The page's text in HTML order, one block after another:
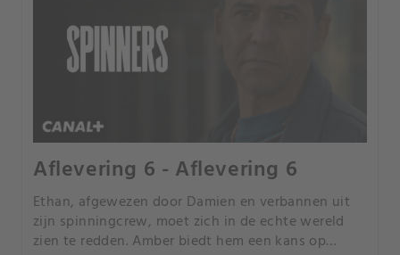
Aflevering 6 - Aflevering 6
Ethan, afgewezen door Damien en verbannen uit
zijn spinningcrew, moet zich in de echte wereld
zien te redden. Amber biedt hem een kans op